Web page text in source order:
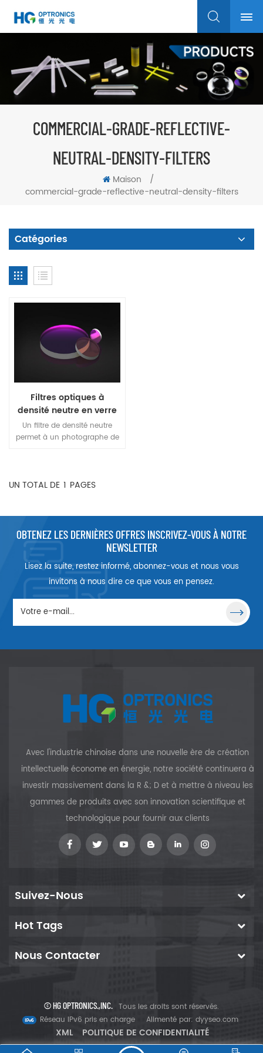
COMMERCIAL-GRADE-REFLECTIVE-
NEUTRAL-DENSITY-FILTERS
Maison
/
commercial-grade-reflective-neutral-density-filters
Catégories
Filtres optiques à
densité neutre en verre
Un filtre de densité neutre
permet à un photographe de
d'atteindre le capteur de
plus élevée pendant plus
longtemps. Le filtre à densité
neutre HG OPTRONICS est un
filtre qui réduit ou modifie
l'intensité de toutes les
longueurs d'onde, ou
couleurs, de la lumière de
manière égale, ne donnant
aucun changement dans la
UN TOTAL DE 1 PAGES
OBTENEZ LES DERNIÈRES OFFRES INSCRIVEZ-VOUS À NOTRE
NEWSLETTER
Lisez la suite, restez informé, abonnez-vous et nous vous
invitons à nous dire ce que vous en pensez.
Avec l'industrie chinoise dans une nouvelle ère de création
intellectuelle économe en énergie, notre société continuera à
investir massivement dans la R &; D et à mettre à niveau les
gammes de produits avec son innovation scientifique et
technologique pour fournir aux clients
Suivez-Nous
Hot Tags
Nous Contacter
© HG OPTRONICS.,INC. Tous les droits sont réservés.
Réseau IPv6 pris en charge
Alimenté par: dyyseo.com
XML POLITIQUE DE CONFIDENTIALITÉ